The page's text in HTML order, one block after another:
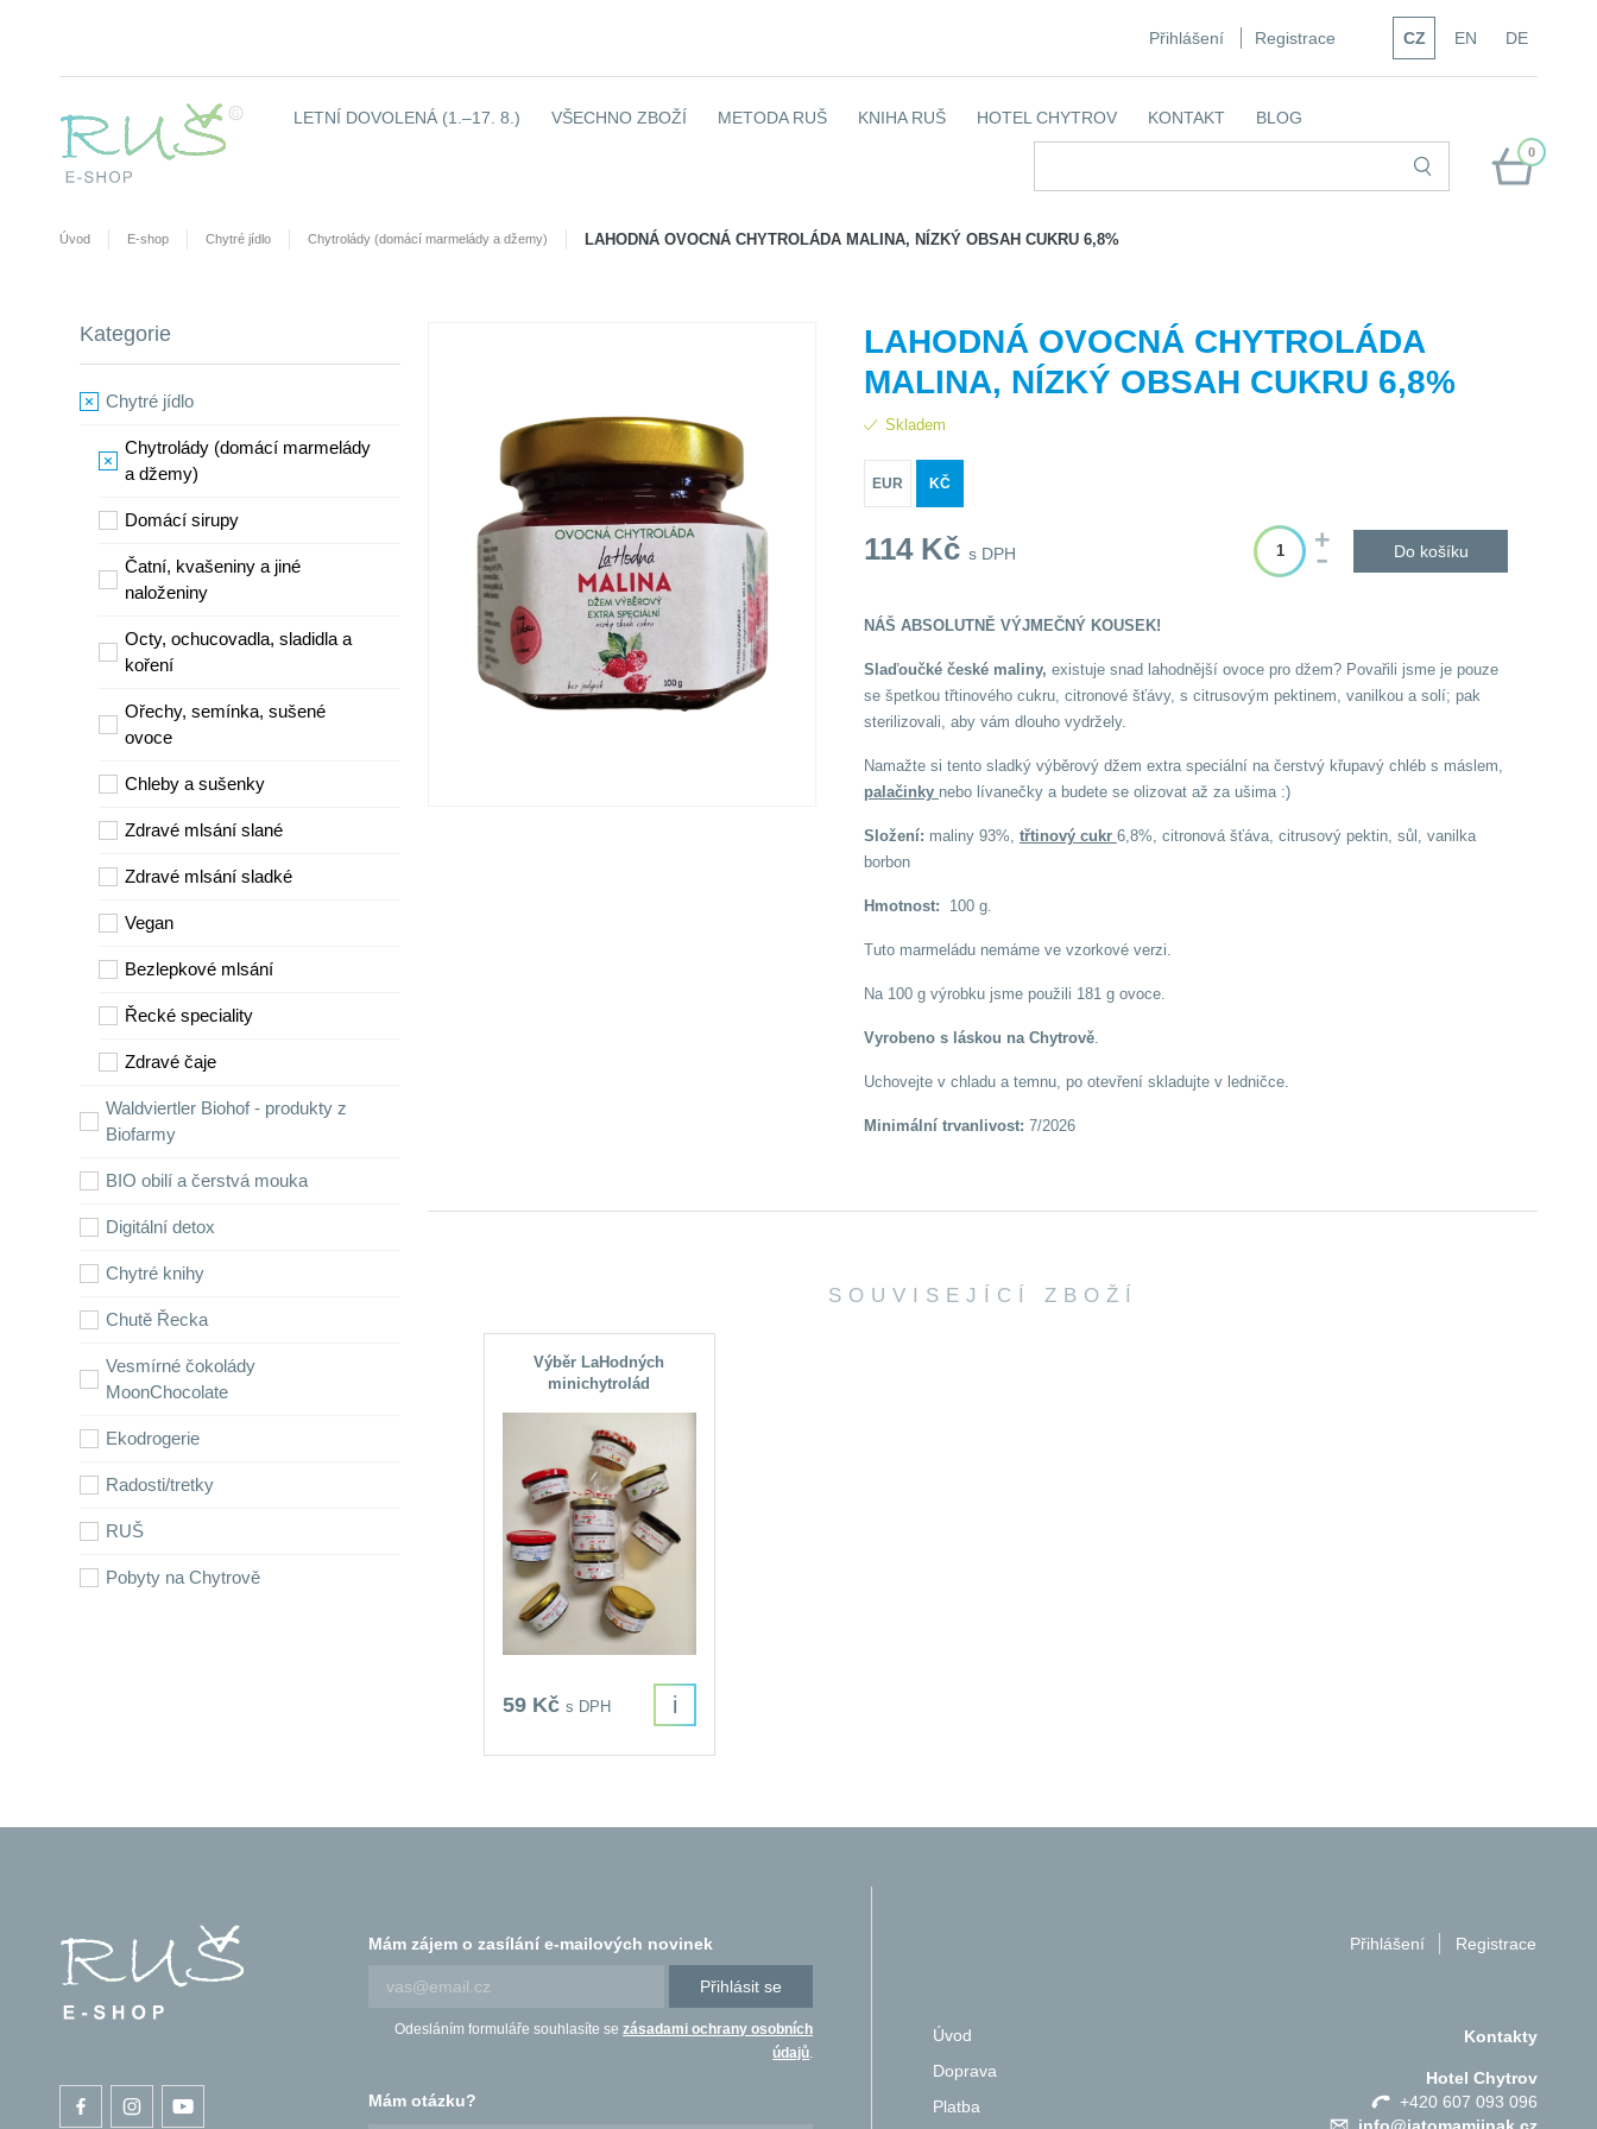
Přihlášení Registrace CZ EN DE
LETNÍ DOVOLENÁ (1.–17. 8.) VŠECHNO ZBOŽÍ METODA RUŠ KNIHA RUŠ HOTEL CHYTROV KONTAKT BLOG
0
Úvod E-shop Chytré jídlo Chytrolády (domácí marmelády a džemy) LAHODNÁ OVOCNÁ CHYTROLÁDA MALINA, NÍZKÝ OBSAH CUKRU 6,8%
Kategorie
Chytré jídlo
Chytrolády (domácí marmelády
a džemy)
​Domácí sirupy
Čatní, kvašeniny a jiné
naloženiny
Octy, ochucovadla, sladidla a
koření
Ořechy, semínka, sušené
ovoce
Chleby a sušenky
Zdravé mlsání slané
Zdravé mlsání sladké
Vegan
Bezlepkové mlsání
Řecké speciality
Zdravé čaje
Waldviertler Biohof - produkty z
Biofarmy
BIO obilí a čerstvá mouka
Digitální detox
Chytré knihy
Chutě Řecka
Vesmírné čokolády
MoonChocolate
Ekodrogerie
Radosti/tretky
RUŠ
Pobyty na Chytrově
LAHODNÁ OVOCNÁ CHYTROLÁDA
MALINA, NÍZKÝ OBSAH CUKRU 6,8%
Skladem
EUR KČ
114Kč s DPH Do košíku
NÁŠ ABSOLUTNĚ VÝJMEČNÝ KOUSEK!
Slaďoučké české maliny, existuje snad lahodnější ovoce pro džem? Povařili jsme je pouze
se špetkou třtinového cukru, citronové šťávy, s citrusovým pektinem, vanilkou a solí; pak
sterilizovali, aby vám dlouho vydržely.
Namažte si tento sladký výběrový džem extra speciální na čerstvý křupavý chléb s máslem,
palačinky nebo lívanečky a budete se olizovat až za ušima :)
Složení: maliny 93%, třtinový cukr 6,8%, citronová šťáva, citrusový pektin, sůl, vanilka
borbon
Hmotnost: 100 g.
Tuto marmeládu nemáme ve vzorkové verzi.
Na 100 g výrobku jsme použili 181 g ovoce.
Vyrobeno s láskou na Chytrově.
Uchovejte v chladu a temnu, po otevření skladujte v ledničce.
Minimální trvanlivost: 7/2026
SOUVISEJÍCÍ ZBOŽÍ
Výběr LaHodných
minichytrolád
59 Kč s DPH i
Mám zájem o zasílání e-mailových novinek
Přihlásit se
Odesláním formuláře souhlasíte sezásadami ochrany osobních
údajů.
Mám otázku?
Přihlášení Registrace
Úvod
Doprava
Platba
Kontakty
Hotel Chytrov
+420 607 093 096